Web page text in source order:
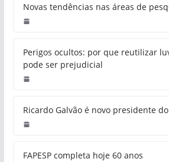
Novas tendências nas áreas de
Perigos ocultos: por que reutilizar
pode ser prejudicial
Ricardo Galvão é novo presidente do
FAPESP completa hoje 60 anos